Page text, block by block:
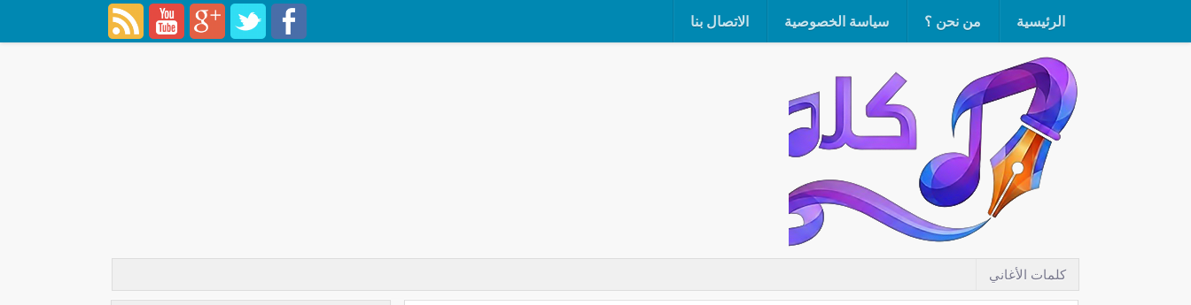
الرئيسية من نحن ؟ سياسة الخصوصية الاتصال بنا
كلمات الأغاني